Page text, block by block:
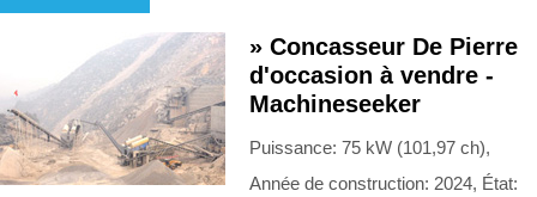
» Concasseur De Pierre
d'occasion à vendre -
Machineseeker
Puissance: 75 kW (101,97 ch),
Année de construction: 2024, État: